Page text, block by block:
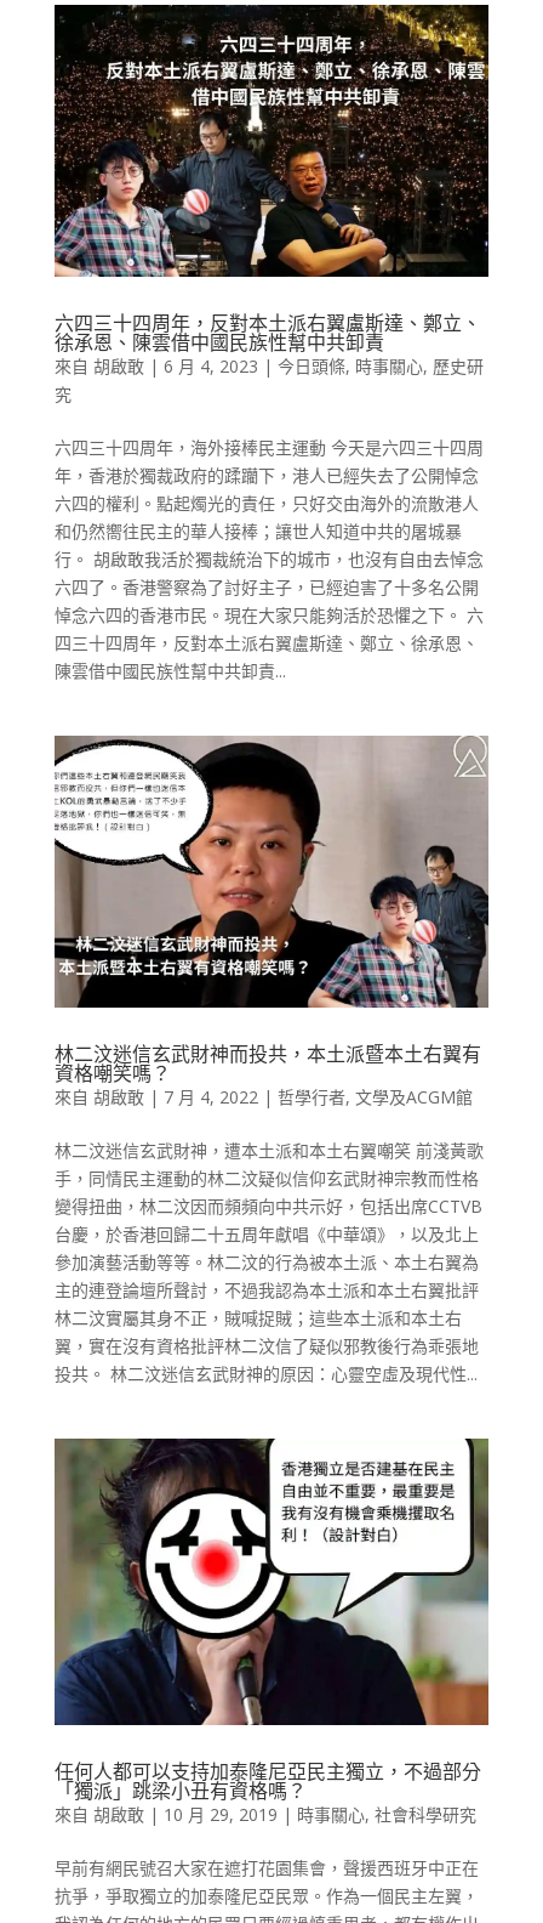
六四三十四周年，反對本土派右翼盧斯達、鄭立、
徐承恩、陳雲借中國民族性幫中共卸責
來自 胡啟敢| 6 月 4, 2023 | 今日頭條, 時事關心, 歷史研
究
六四三十四周年，海外接棒民主運動 今天是六四三十四周
年，香港於獨裁政府的蹂躪下，港人已經失去了公開悼念
六四的權利。點起燭光的責任，只好交由海外的流散港人
和仍然嚮往民主的華人接棒；讓世人知道中共的屠城暴
行。 胡啟敢我活於獨裁統治下的城市，也沒有自由去悼念
六四了。香港警察為了討好主子，已經迫害了十多名公開
悼念六四的香港市民。現在大家只能夠活於恐懼之下。 六
四三十四周年，反對本土派右翼盧斯達、鄭立、徐承恩、
陳雲借中國民族性幫中共卸責...
林二汶迷信玄武財神而投共，本土派暨本土右翼有
資格嘲笑嗎？
來自 胡啟敢| 7 月 4, 2022| 哲學行者, 文學及ACGM館
林二汶迷信玄武財神，遭本土派和本土右翼嘲笑 前淺黃歌
手，同情民主運動的林二汶疑似信仰玄武財神宗教而性格
變得扭曲，林二汶因而頻頻向中共示好，包括出席CCTVB
台慶，於香港回歸二十五周年獻唱《中華頌》，以及北上
參加演藝活動等等。林二汶的行為被本土派、本土右翼為
主的連登論壇所聲討，不過我認為本土派和本土右翼批評
林二汶實屬其身不正，賊喊捉賊；這些本土派和本土右
翼，實在沒有資格批評林二汶信了疑似邪教後行為乖張地
投共。 林二汶迷信玄武財神的原因：心靈空虛及現代性...
任何人都可以支持加泰隆尼亞民主獨立，不過部分
「獨派」跳梁小丑有資格嗎？
來自 胡啟敢| 10 月 29, 2019 | 時事關心, 社會科學研究
早前有網民號召大家在遮打花園集會，聲援西班牙中正在
抗爭，爭取獨立的加泰隆尼亞民眾。作為一個民主左翼，